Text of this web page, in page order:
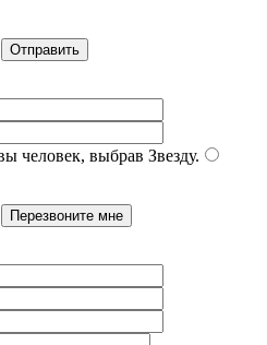
человек, выбрав Звезду.